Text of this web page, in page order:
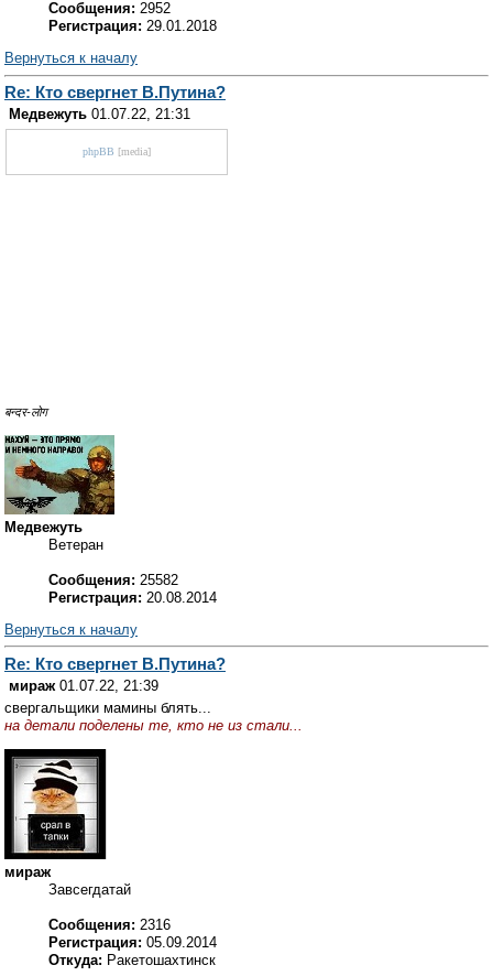
Сообщения: 2952
Регистрация: 29.01.2018
Вернуться к началу
Re: Кто свергнет В.Путина?
Медвежуть 01.07.22, 21:31
phpBB [media]
बन्दर-लोग
Медвежуть
Ветеран
Сообщения: 25582
Регистрация: 20.08.2014
Вернуться к началу
Re: Кто свергнет В.Путина?
мираж 01.07.22, 21:39
свергальщики мамины блять...
на детали поделены те, кто не из стали...
мираж
Завсегдатай
Сообщения: 2316
Регистрация: 05.09.2014
Откуда: Ракетошахтинск